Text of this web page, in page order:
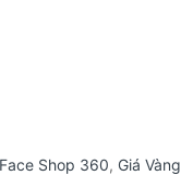
Shop 360, Giá Vàng